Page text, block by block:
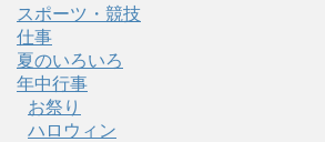
スポーツ・競技
仕事
夏のいろいろ
年中行事
お祭り
ハロウィン